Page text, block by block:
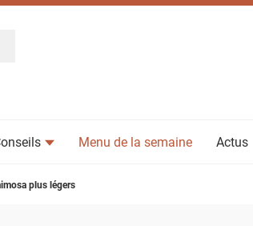
Menu de la semaine Actus
plus légers